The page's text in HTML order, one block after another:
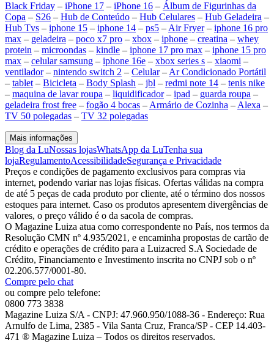
Black Friday – iPhone 17 – iPhone 16 – Álbum de Figurinhas da
Copa – S26 – Hub de Conteúdo – Hub Celulares – Hub Geladeira –
Hub Tvs – iphone 15 – iphone 14 – ps5 – Air Fryer– iphone 16 pro
max – geladeira – poco x7 pro – xbox – iphone – creatina – whey
protein – microondas – kindle – iphone 17 pro max – iphone 15 pro
max – celular samsung – iphone 16e – xbox series s – xiaomi –
ventilador– nintendo switch 2 – Celular– Ar Condicionado Portátil
– tablet – Bicicleta – Body Splash – jbl – redmi note 14 – tenis nike
– maquina de lavar roupa – liquidificador– ipad – guarda roupa –
geladeira frost free – fogão 4 bocas – Armário de Cozinha – Alexa –
TV 50 polegadas – TV 32 polegadas
Mais informações
Blog da LuNossas lojasWhatsApp da LuTenha sua
lojaRegulamentoAcessibilidadeSegurança e Privacidade
Preços e condições de pagamento exclusivos para compras via
internet, podendo variar nas lojas físicas. Ofertas válidas na compra
de até 5 peças de cada produto por cliente, até o término dos nossos
estoques para internet. Caso os produtos apresentem divergências de
valores, o preço válido é o da sacola de compras.
O Magazine Luiza atua como correspondente no País, nos termos da
Resolução CMN nº 4.935/2021, e encaminha propostas de cartão de
crédito e operações de crédito para a Luizacred S.A Sociedade de
Crédito, Financiamento e Investimento inscrita no CNPJ sob o nº
02.206.577/0001-80.
Compre pelo chat
ou compre pelo telefone:
0800 773 3838
Magazine Luiza S/A - CNPJ: 47.960.950/1088-36 - Endereço: Rua
Arnulfo de Lima, 2385 - Vila Santa Cruz, Franca/SP - CEP 14.403-
471 ® Magazine Luiza – Todos os direitos reservados.